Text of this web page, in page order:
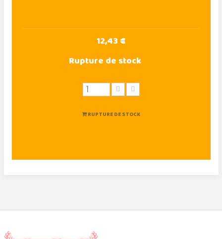
12,43 €
Rupture de stock
RUPTURE DE STOCK